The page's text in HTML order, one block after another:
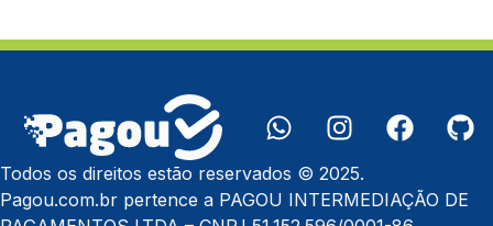
Todos os direitos estão reservados © 2025.
Pagou.com.br pertence a PAGOU INTERMEDIAÇÃO DE